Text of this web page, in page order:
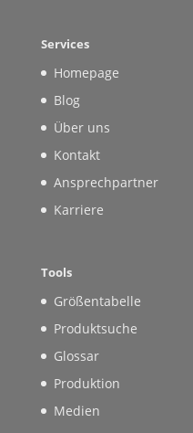
Services
Homepage
Blog
Über uns
Kontakt
Ansprechpartner
Karriere
Tools
Größentabelle
Produktsuche
Glossar
Produktion
Medien